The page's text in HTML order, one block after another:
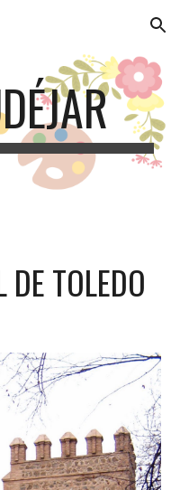
Skip to navigation
DE TOLEDO